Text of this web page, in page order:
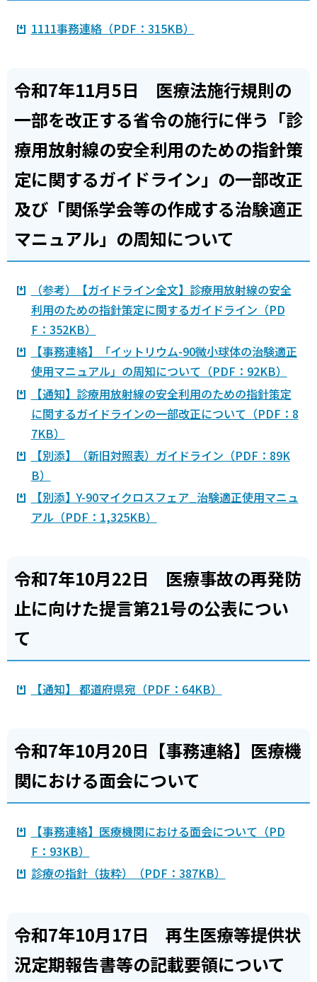
1111事務連絡（PDF：315KB）
令和7年11月5日 医療法施行規則の
一部を改正する省令の施行に伴う「診
療用放射線の安全利用のための指針策
定に関するガイドライン」の一部改正
及び「関係学会等の作成する治験適正
マニュアル」の周知について
（参考）【ガイドライン全文】診療用放射線の安全
利用のための指針策定に関するガイドライン（PD
F：352KB）
【事務連絡】「イットリウム-90微小球体の治験適正
使用マニュアル」の周知について（PDF：92KB）
【通知】診療用放射線の安全利用のための指針策定
に関するガイドラインの一部改正について（PDF：8
7KB）
【別添】（新旧対照表）ガイドライン（PDF：89K
B）
【別添】Y-90マイクロスフェア_治験適正使用マニュ
アル（PDF：1,325KB）
令和7年10月22日 医療事故の再発防
止に向けた提言第21号の公表につい
て
【通知】 都道府県宛（PDF：64KB）
令和7年10月20日【事務連絡】医療機
関における面会について
【事務連絡】医療機関における面会について（PD
F：93KB）
診療の指針（抜粋）（PDF：387KB）
令和7年10月17日 再生医療等提供状
況定期報告書等の記載要領について